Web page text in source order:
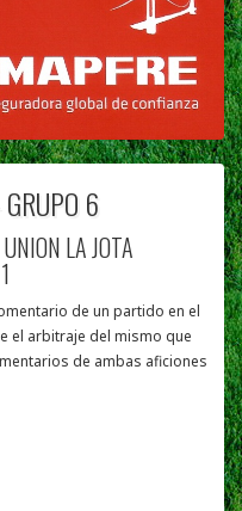
6
LA JOTA
de un partido en el
el arbitraje del mismo que
de ambas aficiones